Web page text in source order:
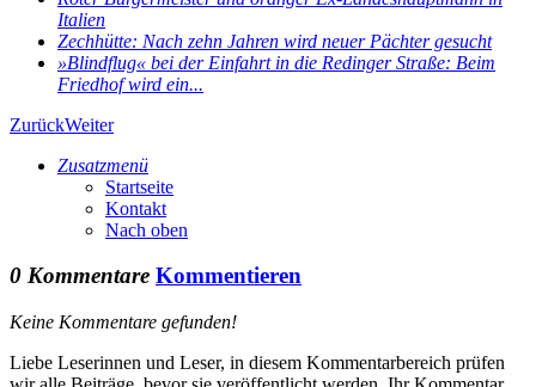
Italien
Zechhütte: Nach zehn Jahren wird neuer Pächter gesucht
»Blindflug« bei der Einfahrt in die Redinger Straße: Beim
Friedhof wird ein...
ZurückWeiter
Zusatzmenü
Startseite
Kontakt
Nach oben
0 Kommentare Kommentieren
Keine Kommentare gefunden!
Liebe Leserinnen und Leser, in diesem Kommentarbereich prüfen